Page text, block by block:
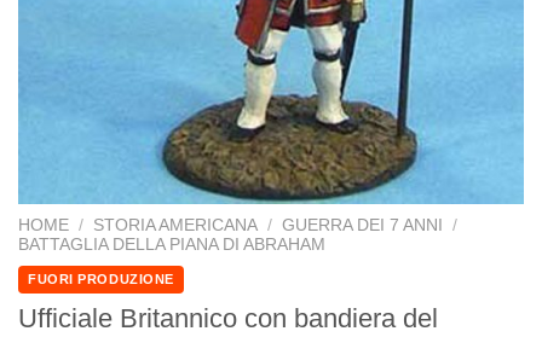
HOME / STORIA AMERICANA / GUERRA DEI 7 ANNI
/
BATTAGLIA DELLA PIANA DI ABRAHAM
FUORI PRODUZIONE
Ufficiale Britannico con bandiera del